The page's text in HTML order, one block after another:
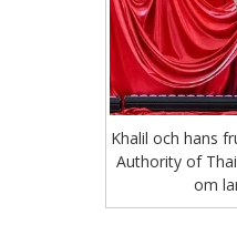
Khalil och hans
Authority of
om